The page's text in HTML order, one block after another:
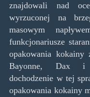
znajdowali nad
wyrzuconej na
masowym
funkcjonariusze
opakowania
Bayonne, Dax i
dochodzenie w tej
opakowania kokainy